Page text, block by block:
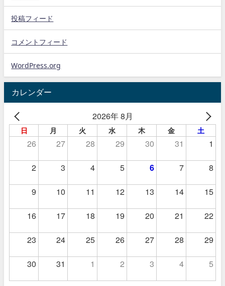
投稿フィード
コメントフィード
WordPress.org
カレンダー
2026年 8月
日 月 火 水 木 金 土
26 27 28 29 30 31 1
2 3 4 5 6 7 8
9 10 11 12 13 14 15
16 17 18 19 20 21 22
23 24 25 26 27 28 29
30 31 1 2 3 4 5